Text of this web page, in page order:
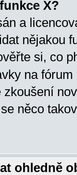
X?
a
nějakou
si, co
na
něco
ohledně